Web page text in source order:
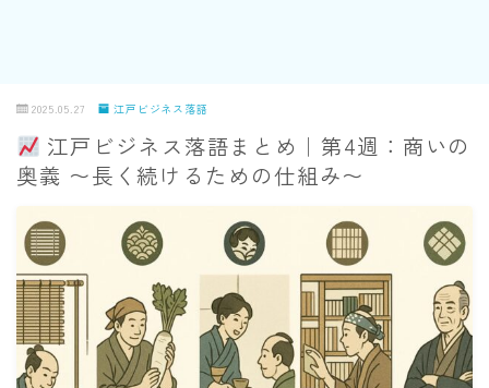
2025.05.27 江戸ビジネス落語
江戸ビジネス落語まとめ｜第4週：商いの
奥義 〜長く続けるための仕組み〜